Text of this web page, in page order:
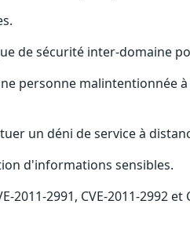
de sécurité inter-
personne
un déni de service à
d'informations sensibles.
2011-2991, CVE-2011-